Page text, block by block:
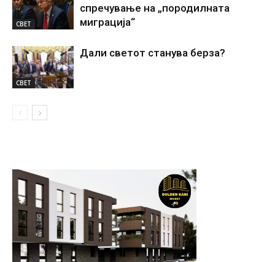
СВЕТ
спречување на „породилната
миграција“
СВЕТ
Дали светот станува берза?